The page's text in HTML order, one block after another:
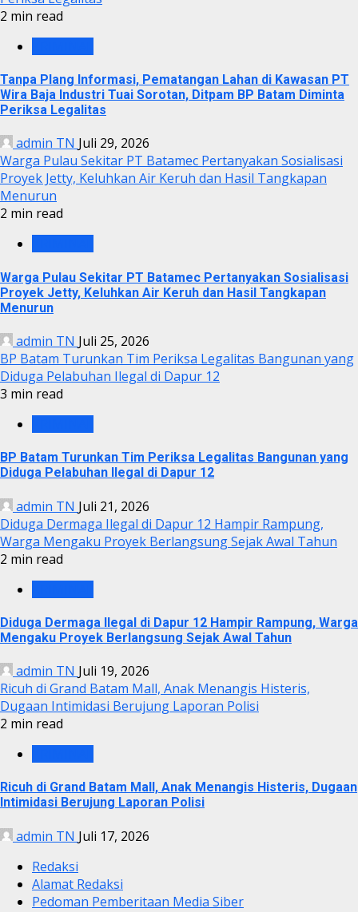
2 min read
Tanpa Plang Informasi, Pematangan Lahan di Kawasan PT
Wira Baja Industri Tuai Sorotan, Ditpam BP Batam Diminta
Periksa Legalitas
admin TN Juli 29, 2026
Warga Pulau Sekitar PT Batamec Pertanyakan Sosialisasi
Proyek Jetty, Keluhkan Air Keruh dan Hasil Tangkapan
Menurun
2 min read
Warga Pulau Sekitar PT Batamec Pertanyakan Sosialisasi
Proyek Jetty, Keluhkan Air Keruh dan Hasil Tangkapan
Menurun
admin TN Juli 25, 2026
BP Batam Turunkan Tim Periksa Legalitas Bangunan yang
Diduga Pelabuhan Ilegal di Dapur 12
3 min read
BP Batam Turunkan Tim Periksa Legalitas Bangunan yang
Diduga Pelabuhan Ilegal di Dapur 12
admin TN Juli 21, 2026
Diduga Dermaga Ilegal di Dapur 12 Hampir Rampung,
Warga Mengaku Proyek Berlangsung Sejak Awal Tahun
2 min read
Diduga Dermaga Ilegal di Dapur 12 Hampir Rampung, Warga
Mengaku Proyek Berlangsung Sejak Awal Tahun
admin TN Juli 19, 2026
Ricuh di Grand Batam Mall, Anak Menangis Histeris,
Dugaan Intimidasi Berujung Laporan Polisi
2 min read
Ricuh di Grand Batam Mall, Anak Menangis Histeris, Dugaan
Intimidasi Berujung Laporan Polisi
admin TN Juli 17, 2026
Redaksi
Alamat Redaksi
Pedoman Pemberitaan Media Siber